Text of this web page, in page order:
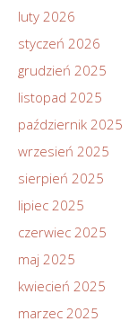
luty 2026
styczeń 2026
grudzień 2025
listopad 2025
październik 2025
wrzesień 2025
sierpień 2025
lipiec 2025
czerwiec 2025
maj 2025
kwiecień 2025
marzec 2025